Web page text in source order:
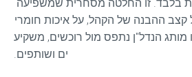
מותג הנדל"ן נתפס מול רוכשים, משקיע
ים ושותפים.